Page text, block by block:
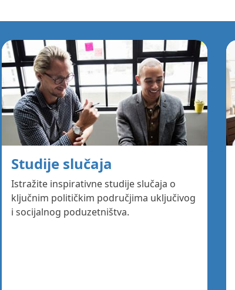
Studije slučaja
Istražite inspirativne studije slučaja o
ključnim političkim područjima uključivog
i socijalnog poduzetništva.